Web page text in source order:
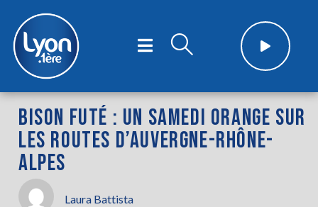
BISON FUTÉ : UN SAMEDI ORANGE SUR
LES ROUTES D’AUVERGNE-RHÔNE-
ALPES
Laura Battista